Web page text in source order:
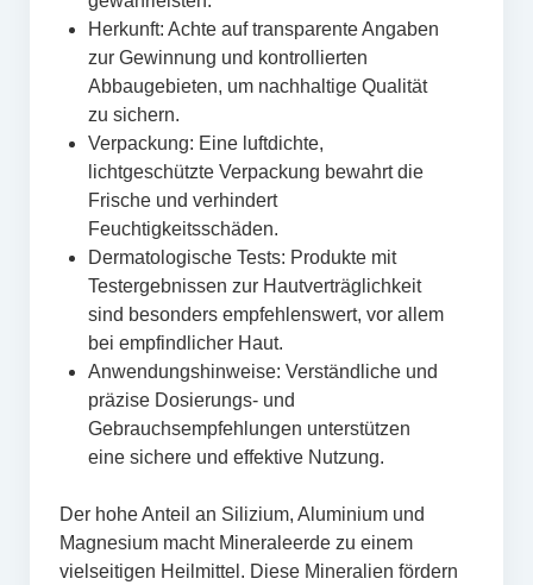
Herkunft: Achte auf transparente Angaben
zur Gewinnung und kontrollierten
Abbaugebieten, um nachhaltige Qualität
zu sichern.
Verpackung: Eine luftdichte,
lichtgeschützte Verpackung bewahrt die
Frische und verhindert
Feuchtigkeitsschäden.
Dermatologische Tests: Produkte mit
Testergebnissen zur Hautverträglichkeit
sind besonders empfehlenswert, vor allem
bei empfindlicher Haut.
Anwendungshinweise: Verständliche und
präzise Dosierungs- und
Gebrauchsempfehlungen unterstützen
eine sichere und effektive Nutzung.
Der hohe Anteil an Silizium, Aluminium und
Magnesium macht Mineraleerde zu einem
vielseitigen Heilmittel. Diese Mineralien fördern